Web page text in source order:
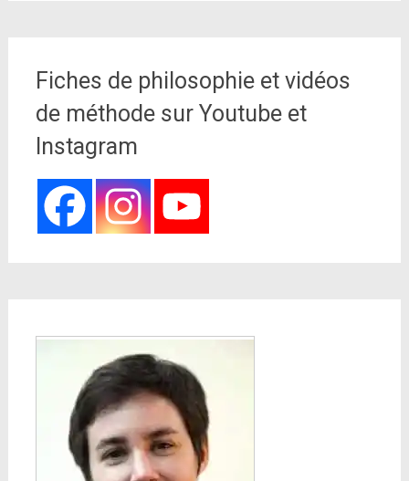
Fiches de philosophie et vidéos
de méthode sur Youtube et
Instagram